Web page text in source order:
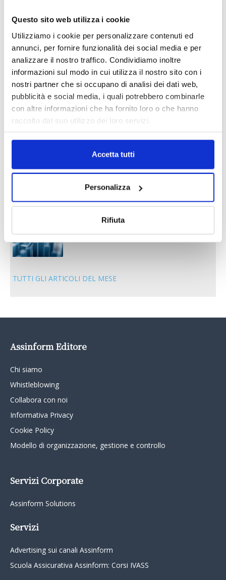
Questo sito web utilizza i cookie
Utilizziamo i cookie per personalizzare contenuti ed
annunci, per fornire funzionalità dei social media e per
analizzare il nostro traffico. Condividiamo inoltre
informazioni sul modo in cui utilizza il nostro sito con i
nostri partner che si occupano di analisi dei dati web,
pubblicità e social media, i quali potrebbero combinarle
con altre informazioni che ha fornito loro o che hanno
raccolto dal suo utilizzo dei loro servizi.
Accetta tutti
Personalizza
Rifiuta
Reclami e sanzioni 2025
30 Giugno 2026
RECENSIONI E CRISI DIGITALI
30 Giugno 2026
30 Giugno 2026
TUTTI GLI ARTICOLI DEL MESE
Assinform Editore
Chi siamo
Whistleblowing
Collabora con noi
Informativa Privacy
Cookie Policy
Modello di organizzazione, gestione e controllo
Servizi Corporate
Assinform Solutions
Servizi
Advertising sui canali Assinform
Scuola Assicurativa Assinform: Corsi IVASS